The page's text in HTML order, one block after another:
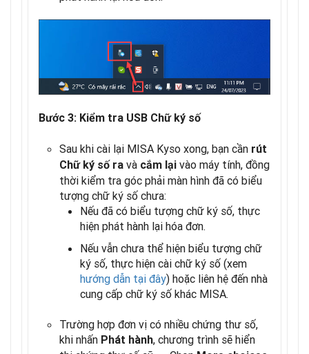
Bước 3: Kiểm tra USB Chữ ký số
Sau khi cài lại MISA Kyso xong, bạn cần rút
Chữ ký số ra và cắm lại vào máy tính, đồng
thời kiểm tra góc phải màn hình đã có biểu
tượng chữ ký số chưa:
Nếu đã có biểu tượng chữ ký số, thực
hiện phát hành lại hóa đơn.
Nếu vẫn chưa thể hiện biểu tượng chữ
ký số, thực hiện cài chữ ký số (xem
hướng dẫn tại đây) hoặc liên hệ đến nhà
cung cấp chữ ký số khác MISA.
Trường hợp đơn vị có nhiều chứng thư số,
khi nhấn Phát hành, chương trình sẽ hiển